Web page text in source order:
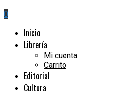
0
Inicio
Librería
Mi cuenta
Carrito
Editorial
Cultura